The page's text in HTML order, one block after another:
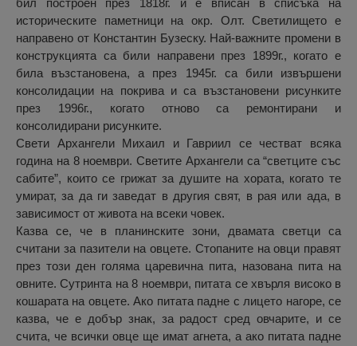
бил построен през 1818г. и е вписан в списъка на
историческите паметници на окр. Олт. Светилището е
направено от Константин Бузеску. Най-важните промени в
конструкцията са били направени през 1899г., когато е
била възстановена, а през 1945г. са били извършени
консолидации на покрива и са възстановени рисунките
през 1996г., когато отново са ремонтирани и
консолидирани рисунките.
Свети Архангели Михаил и Гавриил се честват всяка
година на 8 ноември. Светите Архангели са “светците със
сабите”, които се грижат за душите на хората, когато те
умират, за да ги заведат в другия свят, в рая или ада, в
зависимост от живота на всеки човек.
Казва се, че в планинските зони, двамата светци са
считани за пазители на овцете. Стопаните на овци правят
през този ден голяма царевична пита, назована пита на
овните. Сутринта на 8 ноември, питата се хвърля високо в
кошарата на овцете. Ако питата падне с лицето нагоре, се
казва, че е добър знак, за радост сред овчарите, и се
счита, че всички овце ще имат агнета, а ако питата падне